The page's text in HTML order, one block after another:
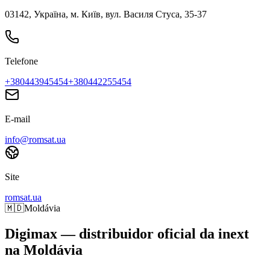
03142, Україна, м. Київ, вул. Василя Стуса, 35-37
Telefone
+380443945454+380442255454
E-mail
info@romsat.ua
Site
romsat.ua
🇲🇩Moldávia
Digimax — distribuidor oficial da inext
na Moldávia